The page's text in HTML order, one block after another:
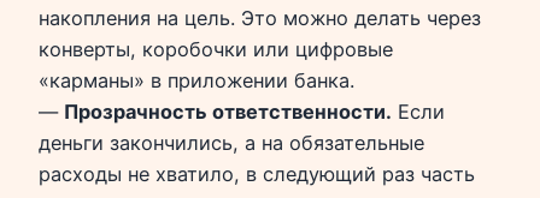
накопления на цель. Это можно делать через
конверты, коробочки или цифровые
«карманы» в приложении банка.
— Прозрачность ответственности. Если
деньги закончились, а на обязательные
расходы не хватило, в следующий раз часть